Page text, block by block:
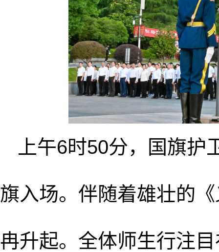
上午6时50分，国旗
旗入场。伴随着雄壮的
冉升起。全体师生行注